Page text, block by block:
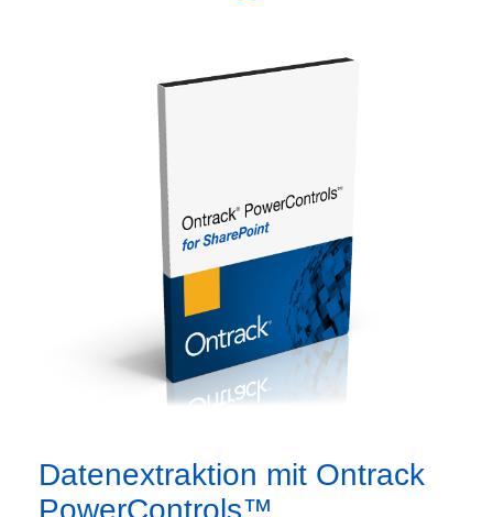
Datenextraktion mit Ontrack
PowerControls™